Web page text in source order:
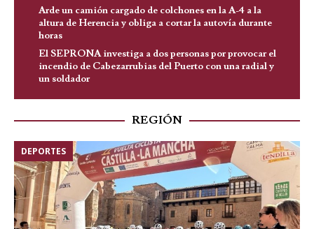
Arde un camión cargado de colchones en la A-4 a la
altura de Herencia y obliga a cortar la autovía durante
horas
El SEPRONA investiga a dos personas por provocar el
incendio de Cabezarrubias del Puerto con una radial y
un soldador
REGIÓN
DEPORTES